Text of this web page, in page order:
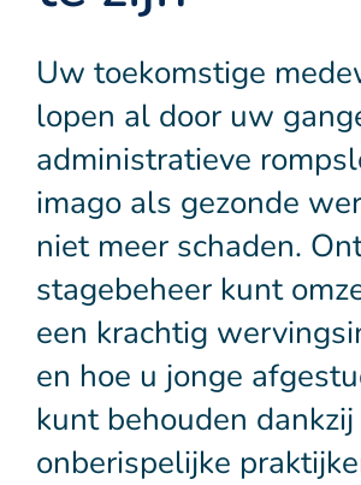
NL
Uw toekomstige
lopen al door uw
administratieve
imago als gezonde
niet meer schaden.
stagebeheer kunt
een krachtig
en hoe u jonge
kunt behouden dankzij
onberispelijke